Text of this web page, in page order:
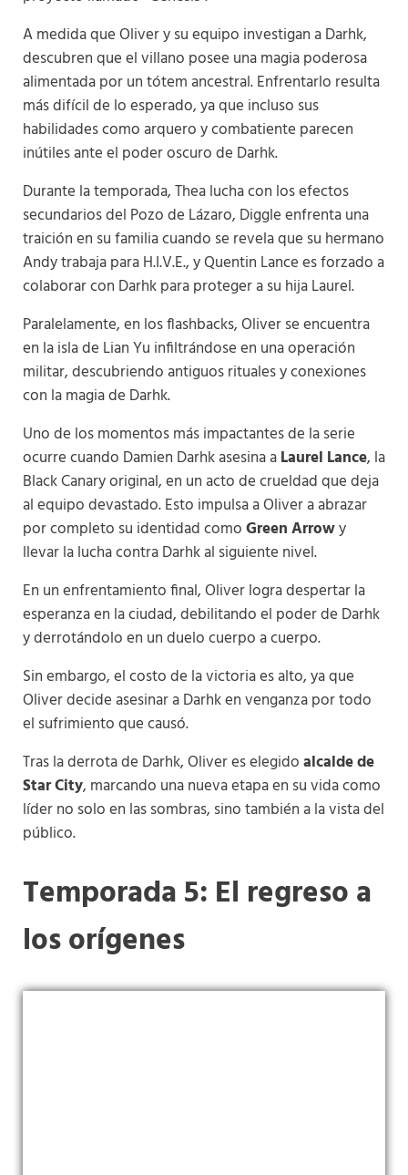
A medida que Oliver y su equipo investigan a Darhk,
descubren que el villano posee una magia poderosa
alimentada por un tótem ancestral. Enfrentarlo resulta
más difícil de lo esperado, ya que incluso sus
habilidades como arquero y combatiente parecen
inútiles ante el poder oscuro de Darhk.
Durante la temporada, Thea lucha con los efectos
secundarios del Pozo de Lázaro, Diggle enfrenta una
traición en su familia cuando se revela que su hermano
Andy trabaja para H.I.V.E., y Quentin Lance es forzado a
colaborar con Darhk para proteger a su hija Laurel.
Paralelamente, en los flashbacks, Oliver se encuentra
en la isla de Lian Yu infiltrándose en una operación
militar, descubriendo antiguos rituales y conexiones
con la magia de Darhk.
Uno de los momentos más impactantes de la serie
ocurre cuando Damien Darhk asesina aLaurel Lance, la
Black Canary original, en un acto de crueldad que deja
al equipo devastado. Esto impulsa a Oliver a abrazar
por completo su identidad comoGreen Arrowy
llevar la lucha contra Darhk al siguiente nivel.
En un enfrentamiento final, Oliver logra despertar la
esperanza en la ciudad, debilitando el poder de Darhk
y derrotándolo en un duelo cuerpo a cuerpo.
Sin embargo, el costo de la victoria es alto, ya que
Oliver decide asesinar a Darhk en venganza por todo
el sufrimiento que causó.
Tras la derrota de Darhk, Oliver es elegidoalcalde de
Star City, marcando una nueva etapa en su vida como
líder no solo en las sombras, sino también a la vista del
público.
Temporada 5: El regreso a
los orígenes